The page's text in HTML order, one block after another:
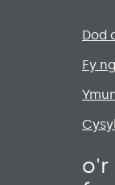
Dod
Fy
o'r